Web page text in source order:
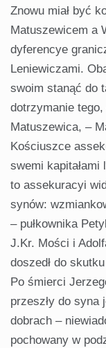
Znowu miał być
Matuszewicem a
dyferencye
Leniewiczami.
swoim stanąć do
dotrzymanie
Matuszewica, –
Kościuszce
swemi
to assekuracyi
synów:
– pułkownika
J.Kr. Mości i
doszedł do
Po śmierci
przeszły do syna
dobrach –
pochowany w